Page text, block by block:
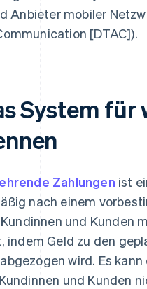
Anbieter mobiler
[DTAC]).
System
Zahlungen ist
nach einem
und Kunden
indem Geld zu den
wird. Es
und Kunden